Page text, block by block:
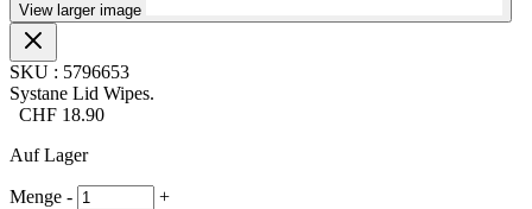
View larger image
SKU : 5796653
Systane Lid Wipes.
CHF 18.90
Auf Lager
Menge -
+